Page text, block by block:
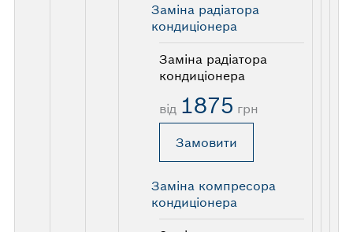
Заміна радіатора
кондиціонера
Заміна радіатора
кондиціонера
від 1875 грн
Замовити
Заміна компресора
кондиціонера